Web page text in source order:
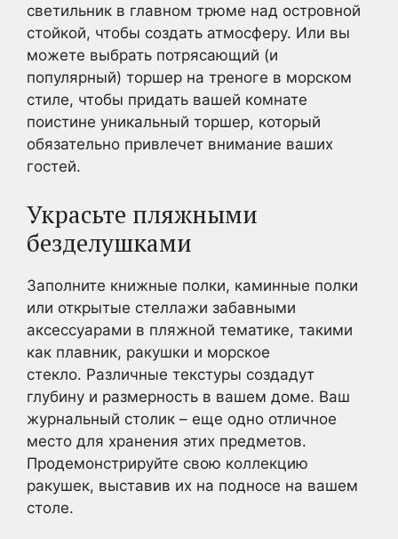
светильник в главном трюме над островной
стойкой, чтобы создать атмосферу. Или вы
можете выбрать потрясающий (и
популярный) торшер на треноге в морском
стиле, чтобы придать вашей комнате
поистине уникальный торшер, который
обязательно привлечет внимание ваших
гостей.
Украсьте пляжными
безделушками
Заполните книжные полки, каминные полки
или открытые стеллажи забавными
аксессуарами в пляжной тематике, такими
как плавник, ракушки и морское
стекло. Различные текстуры создадут
глубину и размерность в вашем доме. Ваш
журнальный столик – еще одно отличное
место для хранения этих предметов.
Продемонстрируйте свою коллекцию
ракушек, выставив их на подносе на вашем
столе.